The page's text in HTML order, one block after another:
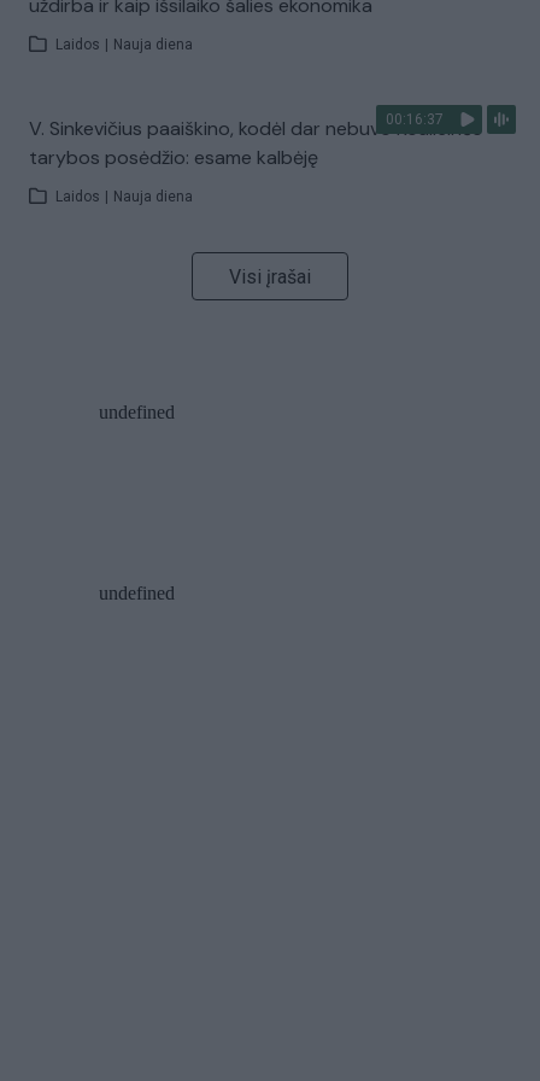
uždirba ir kaip išsilaiko šalies ekonomika
Laidos Nauja diena
00:16:37
V. Sinkevičius paaiškino, kodėl dar nebuvo Koalicinės
tarybos posėdžio: esame kalbėję
Laidos Nauja diena
Visi įrašai